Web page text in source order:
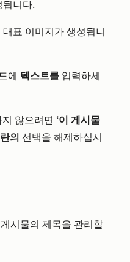
됩니다.
표 이미지가 생성됩니
에 텍스트를 입력하세
않으려면 ‘이 게시물
의 선택을 해제하십시
시물의 제목을 관리할